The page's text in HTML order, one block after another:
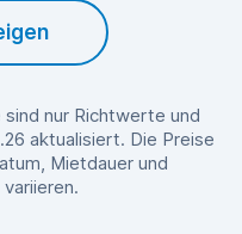
nur Richtwerte und
aktualisiert. Die Preise
Mietdauer und